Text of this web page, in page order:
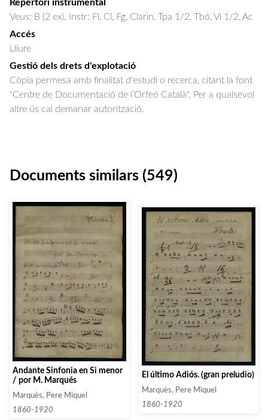
Repertori instrumental
Veus: B (2 ex). Instr: Fl, Cl, Fg, Clarin, Tpa 1/2, Tbó, Vl 1/2, Ac
Accés
Lliure
Gestió dels drets d'explotació
Còpia permesa amb finalitat d'estudi o recerca, citant la font
"Centre de Documentació de l’Orfeó Català". Per a qualsevol
altre ús cal demanar autorització.
Documents similars (549)
Andante Sinfonia en Si menor
/ por M. Marqués
Marquès, Pere Miquel
1860-1920
El último Adiós. (gran preludio)
Marquès, Pere Miquel
1860-1920